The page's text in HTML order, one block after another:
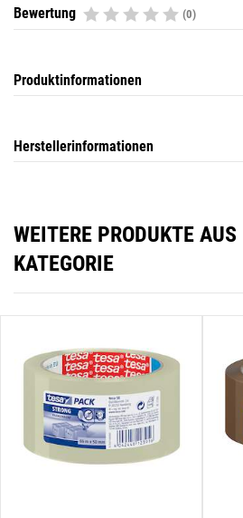
Bewertung (0)
Produktinformationen
Herstellerinformationen
WEITERE PRODUKTE AUS
KATEGORIE